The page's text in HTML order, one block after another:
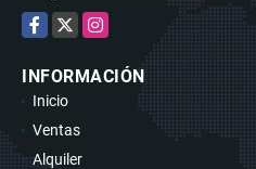
Facebook
X Instagram
INFORMACIÓN
Inicio
Ventas
Alquiler